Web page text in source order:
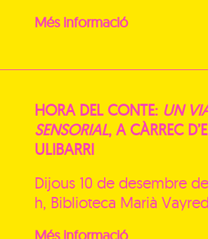
Més informació
HORA DEL CONTE: UN
SENSORIAL, A CÀRREC
ULIBARRI
Dijous 10 de desembre
h, Biblioteca Marià
Més informació